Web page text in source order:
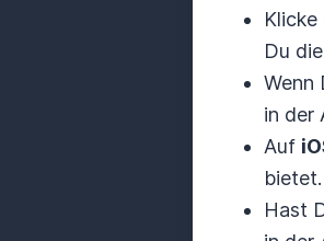
Du
Wenn
in der
Auf
bietet.
Hast